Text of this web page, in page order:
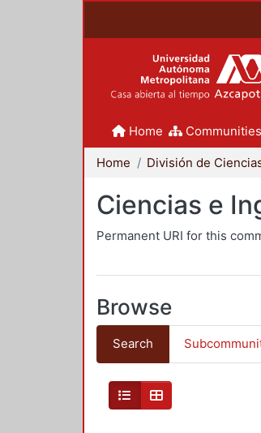
Home
Home
Ciencias e
Permanent URI for this
Browse
Search